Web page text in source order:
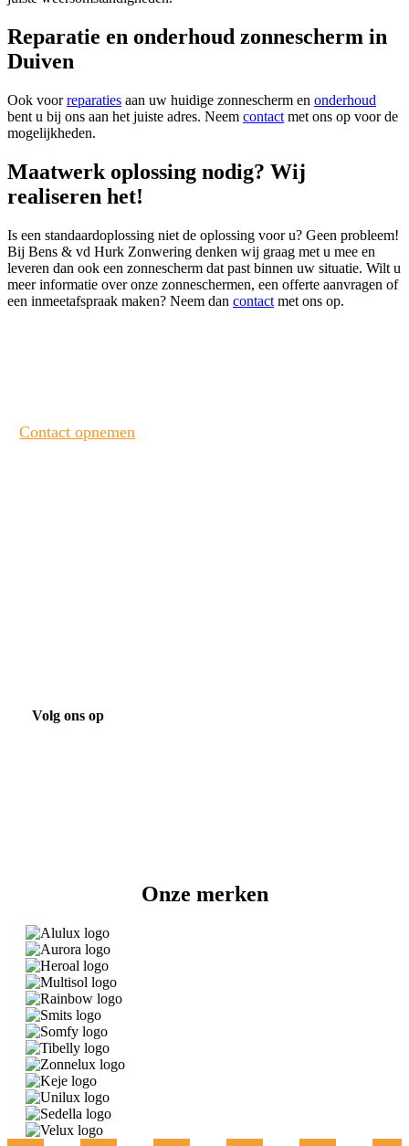
Reparatie en onderhoud zonnescherm in
Duiven
Ook voorreparaties aan uw huidige zonnescherm en onderhoud
bent u bij ons aan het juiste adres. Neem contact met ons op voor de
mogelijkheden.
Maatwerk oplossing nodig? Wij
realiseren het!
Is een standaardoplossing niet de oplossing voor u? Geen probleem!
Bij Bens & vd Hurk Zonwering denken wij graag met u mee en
leveren dan ook een zonnescherm dat past binnen uw situatie. Wilt u
meer informatie over onze zonneschermen, een offerte aanvragen of
een inmeetafspraak maken? Neem dan contact met ons op.
Contact opnemen
Volg ons op
Onze merken